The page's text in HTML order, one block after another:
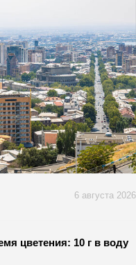
6 августа 2026
цветения: 10 г в воду